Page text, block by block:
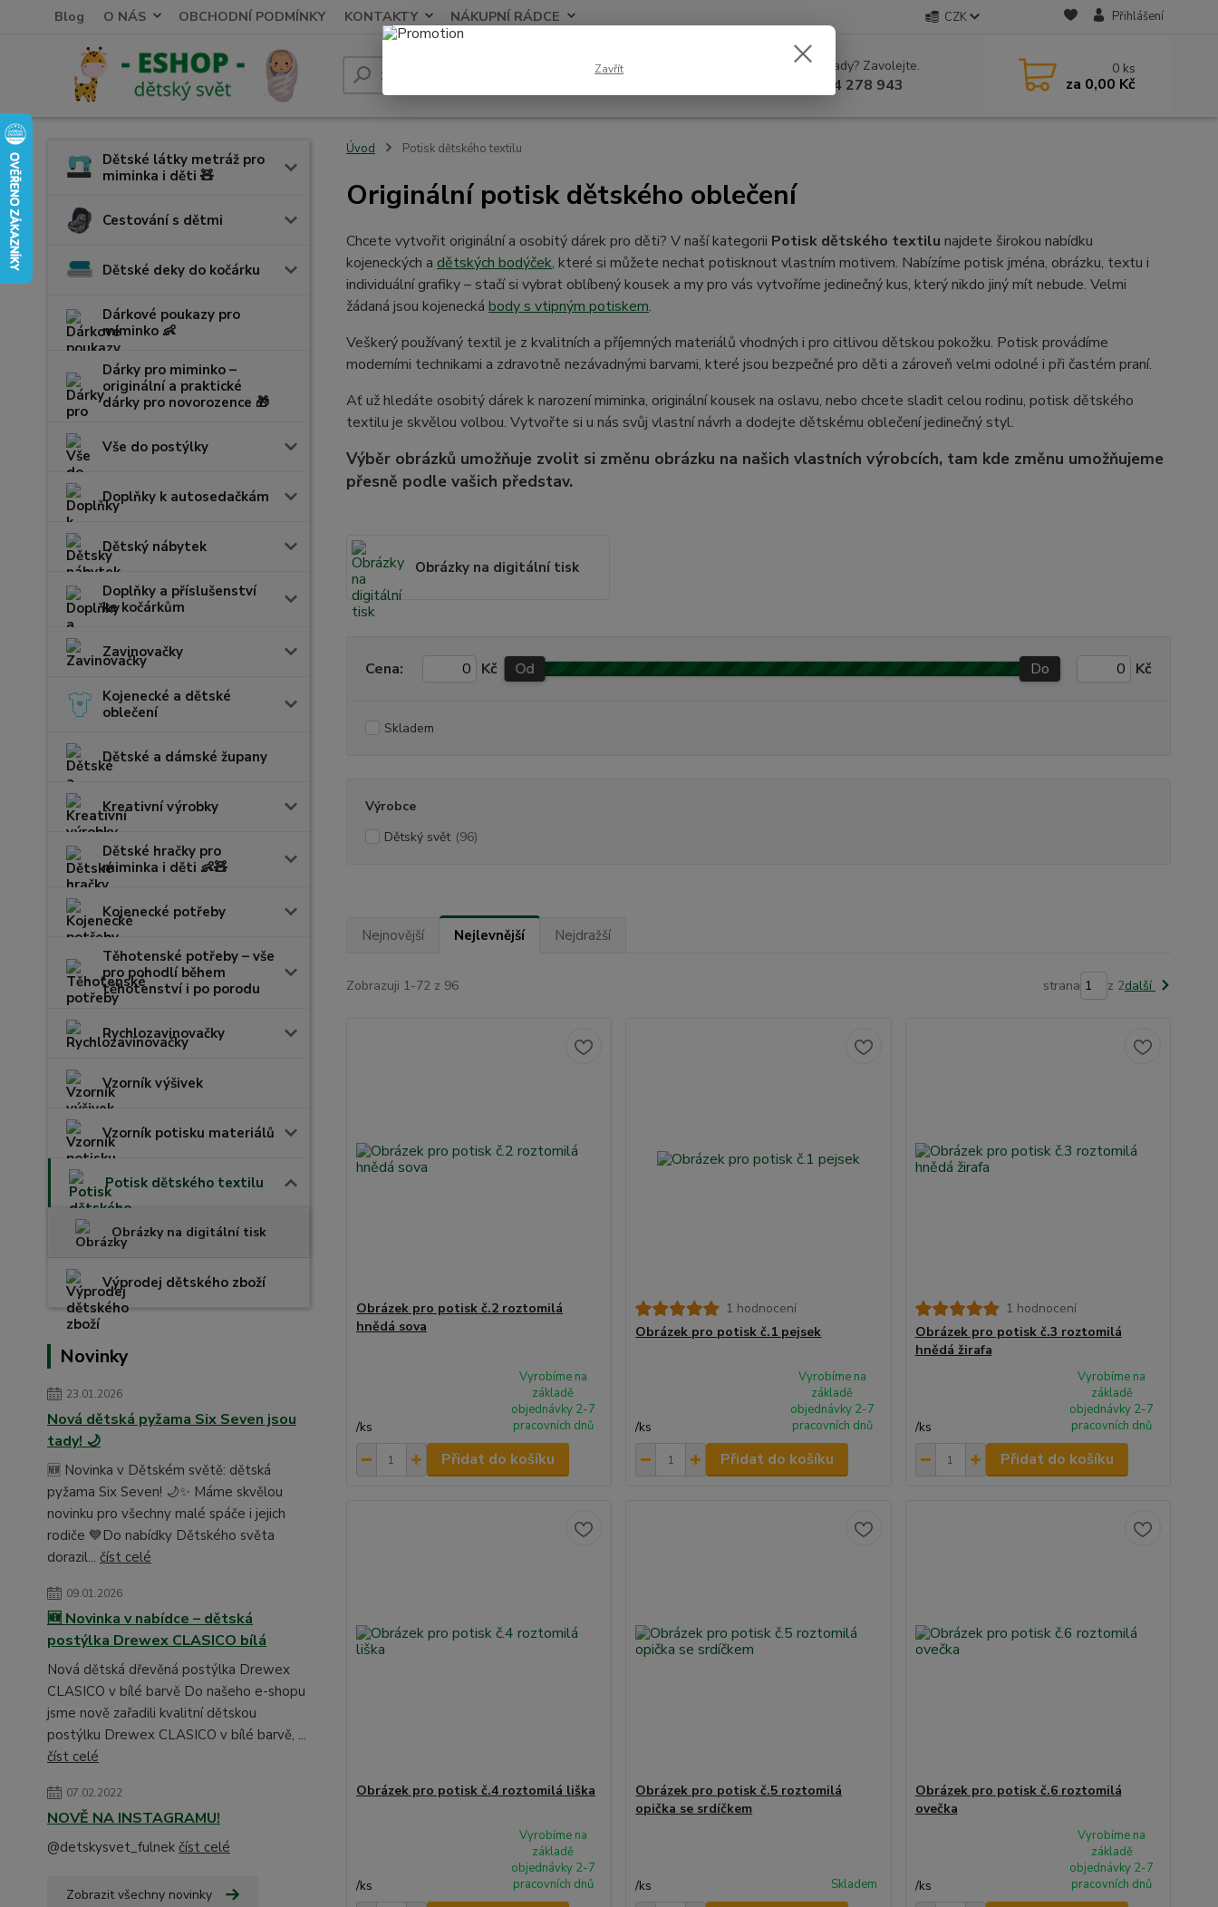
Blog O NÁS OBCHODNÍ PODMÍNKY KONTAKTY NÁKUPNÍ RÁDCE CZK Přihlášení
Hledat Nevíte si rady? Zavolejte.
+420 604 278 943
0 ks
za 0,00 Kč
Dětské látky metráž pro
miminka i děti 🧸
Cestování s dětmi
Dětské deky do kočárku
Dárkové poukazy pro
miminko 👶
Dárky pro miminko –
originální a praktické
dárky pro novorozence 🎁
Vše do postýlky
Doplňky k autosedačkám
Dětský nábytek
Doplňky a příslušenství
ke kočárkům
Zavinovačky
Kojenecké a dětské
oblečení
Dětské a dámské župany
Kreativní výrobky
Dětské hračky pro
miminka i děti 👶🧸
Kojenecké potřeby
Těhotenské potřeby – vše
pro pohodlí během
těhotenství i po porodu
Rychlozavinovačky
Vzorník výšivek
Vzorník potisku materiálů
Potisk dětského textilu
Obrázky na digitální tisk
Výprodej dětského zboží
Novinky
23.01.2026
Nová dětská pyžama Six Seven jsou
tady! 🌙
🆕 Novinka v Dětském světě: dětská
pyžama Six Seven! 🌙✨ Máme skvělou
novinku pro všechny malé spáče i jejich
rodiče 💙Do nabídky Dětského světa
dorazil... číst celé
09.01.2026
🆕 Novinka v nabídce – dětská
postýlka Drewex CLASICO bílá
Nová dětská dřevěná postýlka Drewex
CLASICO v bílé barvě Do našeho e-shopu
jsme nově zařadili kvalitní dětskou
postýlku Drewex CLASICO v bílé barvě, ...
číst celé
07.02.2022
NOVĚ NA INSTAGRAMU!
@detskysvet_fulnek číst celé
Zobrazit všechny novinky
Úvod Potisk dětského textilu
Originální potisk dětského oblečení
Chcete vytvořit originální a osobitý dárek pro děti? V naší kategorii Potisk dětského textilu najdete širokou nabídku
kojeneckých a dětských bodýček, které si můžete nechat potisknout vlastním motivem. Nabízíme potisk jména, obrázku, textu i
individuální grafiky – stačí si vybrat oblíbený kousek a my pro vás vytvoříme jedinečný kus, který nikdo jiný mít nebude. Velmi
žádaná jsou kojenecká body s vtipným potiskem.
Veškerý používaný textil je z kvalitních a příjemných materiálů vhodných i pro citlivou dětskou pokožku. Potisk provádíme
moderními technikami a zdravotně nezávadnými barvami, které jsou bezpečné pro děti a zároveň velmi odolné i při častém praní.
Ať už hledáte osobitý dárek k narození miminka, originální kousek na oslavu, nebo chcete sladit celou rodinu, potisk dětského
textilu je skvělou volbou. Vytvořte si u nás svůj vlastní návrh a dodejte dětskému oblečení jedinečný styl.
Výběr obrázků umožňuje zvolit si změnu obrázku na našich vlastních výrobcích, tam kde změnu umožňujeme
přesně podle vašich představ.
Obrázky na digitální tisk
Cena: Kč Od Do Kč
Skladem
Výrobce
Dětský svět (96)
Nejnovější Nejlevnější Nejdražší
Zobrazuji 1-72 z 96 strana z 2další
Obrázek pro potisk č.2 roztomilá
hnědá sova
/ks
Vyrobíme na
základě
objednávky 2-7
pracovních dnů
Přidat do košíku
1 hodnocení
Obrázek pro potisk č.1 pejsek
/ks
Vyrobíme na
základě
objednávky 2-7
pracovních dnů
Přidat do košíku
1 hodnocení
Obrázek pro potisk č.3 roztomilá
hnědá žirafa
/ks
Vyrobíme na
základě
objednávky 2-7
pracovních dnů
Přidat do košíku
Obrázek pro potisk č.4 roztomilá liška
/ks
Vyrobíme na
základě
objednávky 2-7
pracovních dnů
Obrázek pro potisk č.5 roztomilá
opička se srdíčkem
/ks Skladem
Obrázek pro potisk č.6 roztomilá
ovečka
/ks
Vyrobíme na
základě
objednávky 2-7
pracovních dnů
Zavřít